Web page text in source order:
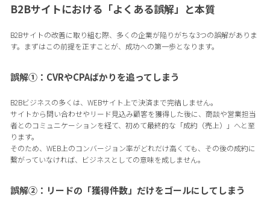
B2Bサイトにおける「よくある誤解」と本質
B2Bサイトの改善に取り組む際、多くの企業が陥りがちな3つの誤解がありま
す。まずはこの前提を正すことが、成功への第一歩となります。
誤解①：CVRやCPAばかりを追ってしまう
B2Bビジネスの多くは、WEBサイト上で決済まで完結しません。
サイトから問い合わせやリード見込み顧客を獲得した後に、商談や営業担当
者とのコミュニケーションを経て、初めて最終的な「成約（売上）」へと至
ります。
そのため、WEB上のコンバージョン率がどれだけ高くても、その後の成約に
繋がっていなければ、ビジネスとしての意味を成しません。
誤解②：リードの「獲得件数」だけをゴールにしてしまう